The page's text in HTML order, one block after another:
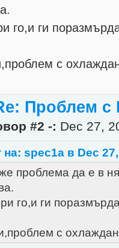
го,и ги
с
Проблем с
#2 -: Dec 27,
на: spec1a в Dec
проблема да е в
го,и ги
с